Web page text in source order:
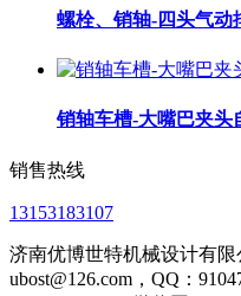
螺栓、销轴-四头气动
销轴车槽-大嘴巴夹头
销售热线
13153183107
济南优博世特机械设计有限
ubost@126.com，QQ：